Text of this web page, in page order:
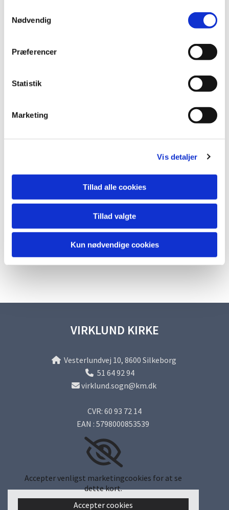
Nødvendig
Præferencer
Statistik
Marketing
Vis detaljer
Tillad alle cookies
Tillad valgte
Kun nødvendige cookies
Du vil måske også kunne
VIRKLUND KIRKE
Vesterlundvej 10, 8600 Silkeborg
 51 64 92 94
virklund.sogn@km.dk
CVR: 60 93 72 14
EAN : 5798000853539
Accepter venligst marketingcookies for at se
dette kort.
Accepter cookies